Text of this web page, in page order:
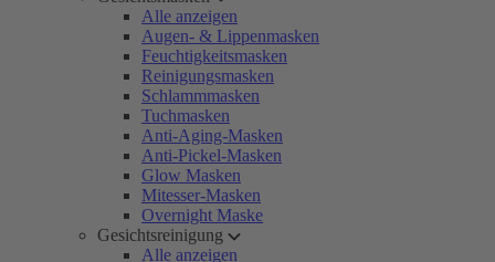
Alle anzeigen
Augen- & Lippenmasken
Feuchtigkeitsmasken
Reinigungsmasken
Schlammmasken
Tuchmasken
Anti-Aging-Masken
Anti-Pickel-Masken
Glow Masken
Mitesser-Masken
Overnight Maske
Gesichtsreinigung
Alle anzeigen